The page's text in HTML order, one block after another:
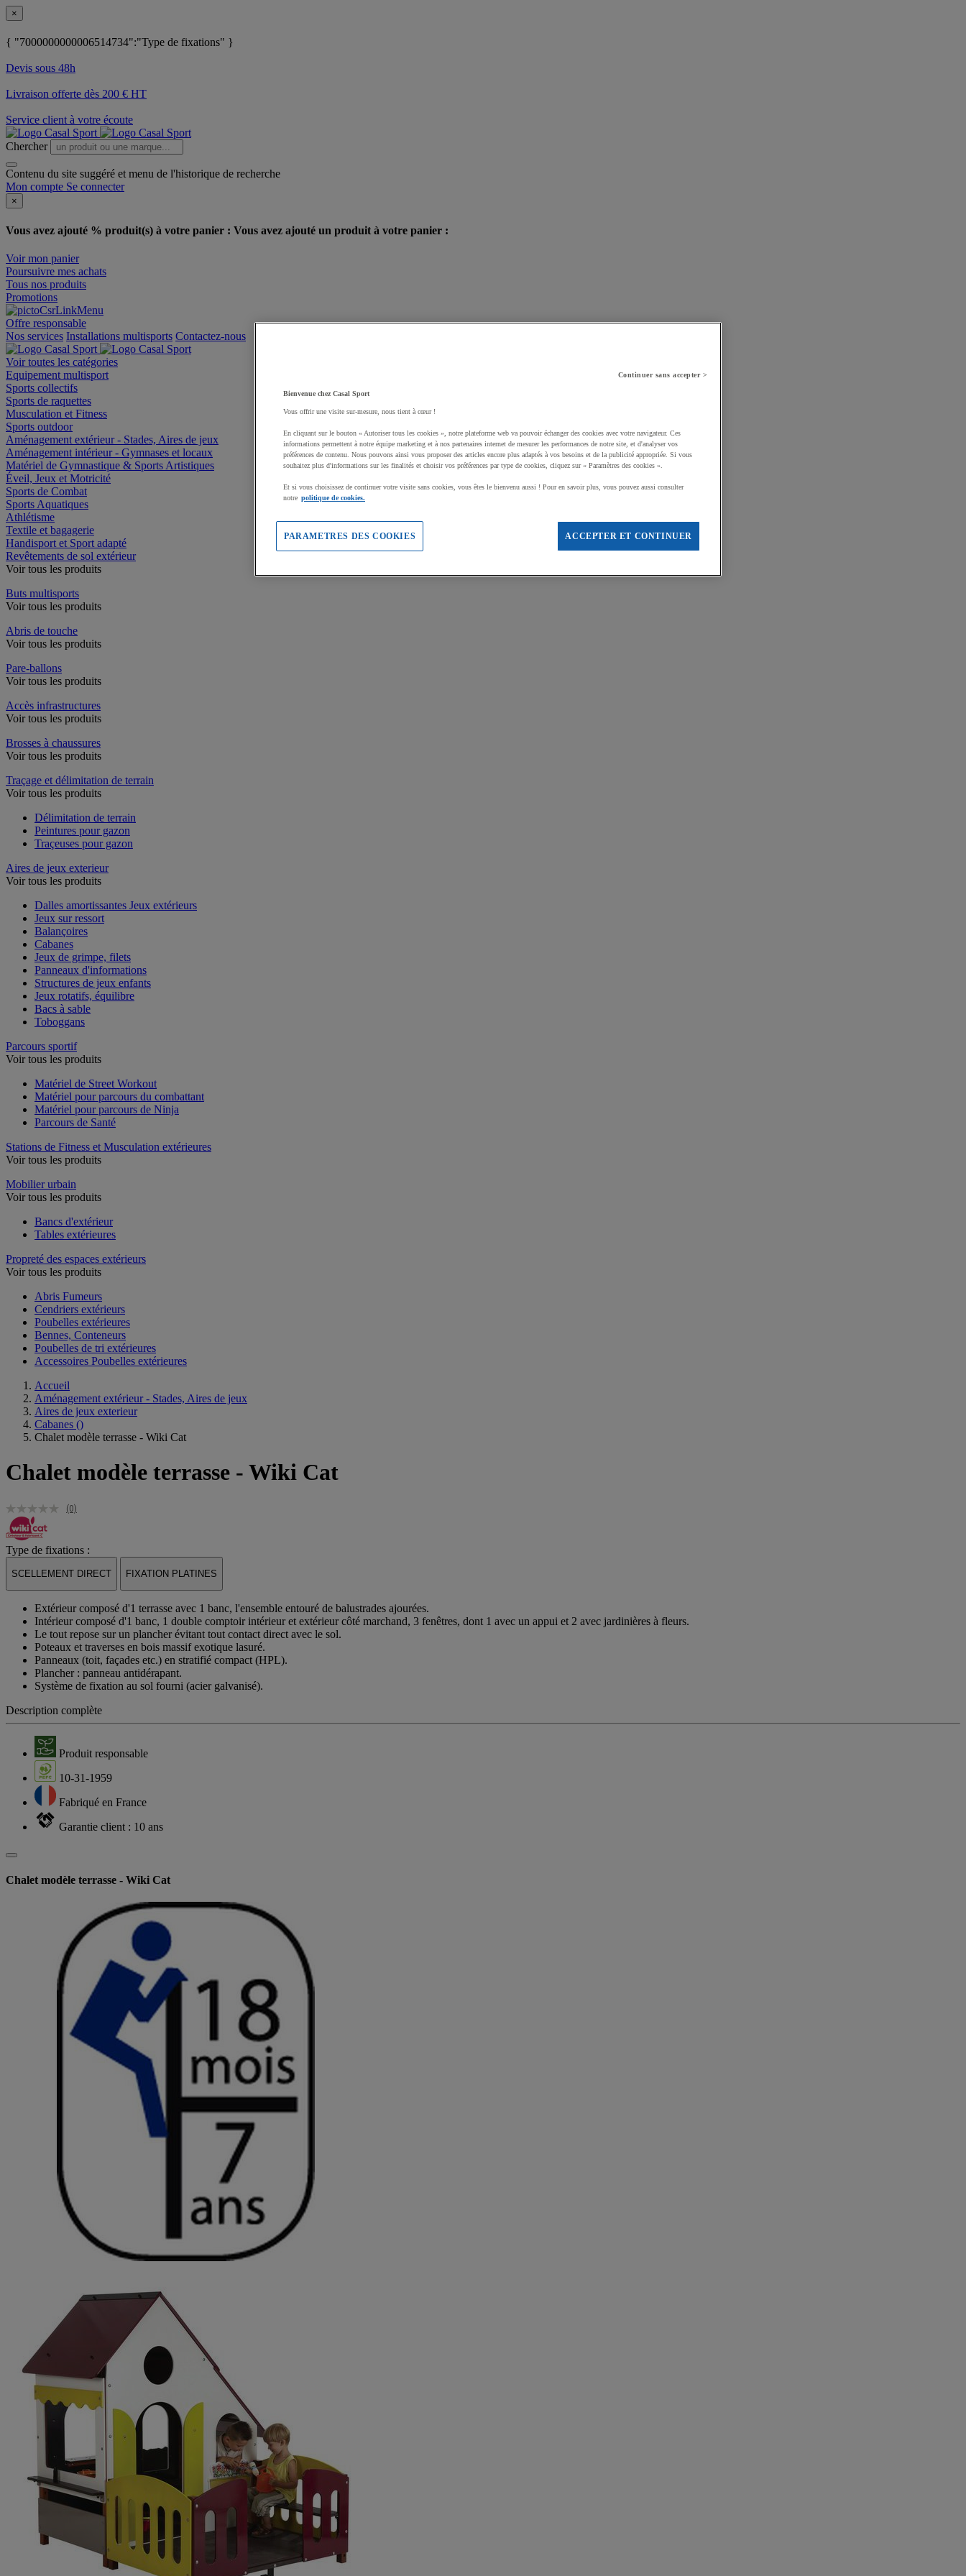
×
{ "7000000000006514734":"Type de fixations" }
Devis sous 48h
Livraison offerte dès 200 € HT
Service client à votre écoute
Chercher
Contenu du site suggéré et menu de l'historique de recherche
Mon compte Se connecter
×
Vous avez ajouté % produit(s) à votre panier : Vous avez ajouté un produit à votre panier :
Voir mon panier
Poursuivre mes achats
Tous nos produits
Promotions
Offre responsable
Nos services Installations multisports Contactez-nous
Voir toutes les catégories
Equipement multisport
Sports collectifs
Sports de raquettes
Musculation et Fitness
Sports outdoor
Aménagement extérieur - Stades, Aires de jeux
Aménagement intérieur - Gymnases et locaux
Matériel de Gymnastique & Sports Artistiques
Éveil, Jeux et Motricité
Sports de Combat
Sports Aquatiques
Athlétisme
Textile et bagagerie
Handisport et Sport adapté
Revêtements de sol extérieur
Voir tous les produits
Buts multisports
Voir tous les produits
Abris de touche
Voir tous les produits
Pare-ballons
Voir tous les produits
Accès infrastructures
Voir tous les produits
Brosses à chaussures
Voir tous les produits
Traçage et délimitation de terrain
Voir tous les produits
Délimitation de terrain
Peintures pour gazon
Traçeuses pour gazon
Aires de jeux exterieur
Voir tous les produits
Dalles amortissantes Jeux extérieurs
Jeux sur ressort
Balançoires
Cabanes
Jeux de grimpe, filets
Panneaux d'informations
Structures de jeux enfants
Jeux rotatifs, équilibre
Bacs à sable
Toboggans
Parcours sportif
Voir tous les produits
Matériel de Street Workout
Matériel pour parcours du combattant
Matériel pour parcours de Ninja
Parcours de Santé
Stations de Fitness et Musculation extérieures
Voir tous les produits
Mobilier urbain
Voir tous les produits
Bancs d'extérieur
Tables extérieures
Propreté des espaces extérieurs
Voir tous les produits
Abris Fumeurs
Cendriers extérieurs
Poubelles extérieures
Bennes, Conteneurs
Poubelles de tri extérieures
Accessoires Poubelles extérieures
Accueil
Aménagement extérieur - Stades, Aires de jeux
Aires de jeux exterieur
Cabanes ()
Chalet modèle terrasse - Wiki Cat
Chalet modèle terrasse - Wiki Cat
(0)
Type de fixations :
SCELLEMENT DIRECT FIXATION PLATINES
Extérieur composé d'1 terrasse avec 1 banc, l'ensemble entouré de balustrades ajourées.
Intérieur composé d'1 banc, 1 double comptoir intérieur et extérieur côté marchand, 3 fenêtres, dont 1 avec un appui et 2 avec jardinières à fleurs.
Le tout repose sur un plancher évitant tout contact direct avec le sol.
Poteaux et traverses en bois massif exotique lasuré.
Panneaux (toit, façades etc.) en stratifié compact (HPL).
Plancher : panneau antidérapant.
Système de fixation au sol fourni (acier galvanisé).
Description complète
Produit responsable
10-31-1959
Fabriqué en France
Garantie client : 10 ans
Chalet modèle terrasse - Wiki Cat
Continuer sans accepter >
Bienvenue chez Casal Sport
Vous offrir une visite sur-mesure, nous tient à cœur !
En cliquant sur le bouton « Autoriser tous les cookies », notre plateforme web va pouvoir échanger des cookies avec votre navigateur. Ces
informations permettent à notre équipe marketing et à nos partenaires internet de mesurer les performances de notre site, et d'analyser vos
préférences de contenu. Nous pouvons ainsi vous proposer des articles encore plus adaptés à vos besoins et de la publicité appropriée. Si vous
souhaitez plus d'informations sur les finalités et choisir vos préférences par type de cookies, cliquez sur « Paramètres des cookies ».
Et si vous choisissez de continuer votre visite sans cookies, vous êtes le bienvenu aussi ! Pour en savoir plus, vous pouvez aussi consulter
notre politique de cookies.
ACCEPTER ET CONTINUER
PARAMETRES DES COOKIES